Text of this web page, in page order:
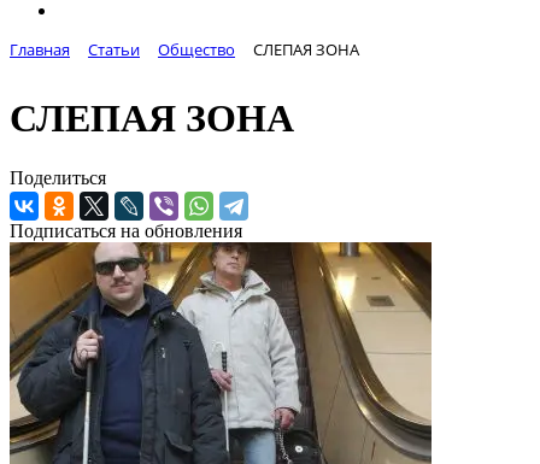
Главная Статьи Общество СЛЕПАЯ ЗОНА
СЛЕПАЯ ЗОНА
Поделиться
Подписаться на обновления